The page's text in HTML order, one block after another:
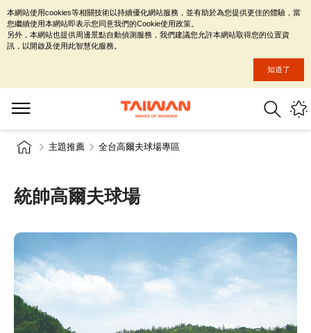
主題推薦 全台高爾夫球場專區
統帥高爾夫球場
本網站使用cookies等相關技術以持續優化網站服務，並有助於為您提供更佳的體驗，當
您繼續使用本網站即表示您同意我們的Cookie使用政策。
另外，本網站也提供周邊景點自動偵測服務，我們建議您允許本網站取得您的位置資
訊，以開啟及使用此智慧化服務。
知道了